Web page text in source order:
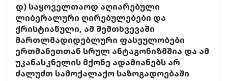
დ) საყოველთაოდ აღიარებული
ლიბერალური ღირებულებები და
ქრისტიანული, ამ შემთხვევაში
მართლმადიდებლური ფასეულობები
ერთმანეთთან სრულ ანტაგონიზმშია და ამ
უკანასკნელის მქონე ადამიანებს არ
ძალუძთ სამოქალაქო საზოგადოებაში